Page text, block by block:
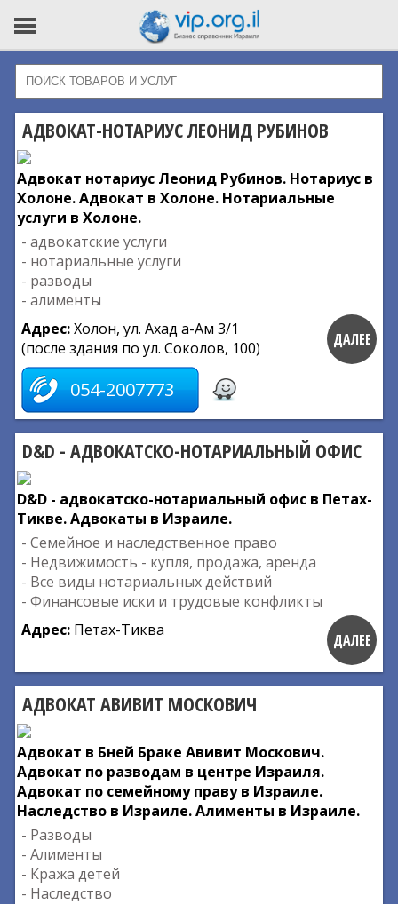
АДВОКАТ-НОТАРИУС ЛЕОНИД РУБИНОВ
Адвокат нотариус Леонид Рубинов. Нотариус в
Холоне. Адвокат в Холоне. Нотариальные
услуги в Холоне.
- адвокатские услуги
- нотариальные услуги
- разводы
- алименты
Адрес:Холон, ул. Ахад а-Ам 3/1
(после здания по ул. Соколов, 100)
054-2007773
ДАЛЕЕ
D&D - АДВОКАТСКО-НОТАРИАЛЬНЫЙ ОФИС
D&D - адвокатско-нотариальный офис в Петах-
Тикве. Адвокаты в Израиле.
- Семейное и наследственное право
- Недвижимость - купля, продажа, аренда
- Все виды нотариальных действий
- Финансовые иски и трудовые конфликты
Адрес: Петах-Тиква
ДАЛЕЕ
АДВОКАТ АВИВИТ МОСКОВИЧ
Адвокат в Бней Браке Авивит Москович.
Адвокат по разводам в центре Израиля.
Адвокат по семейному праву в Израиле.
Наследство в Израиле. Алименты в Израиле.
- Разводы
- Алименты
- Кража детей
- Наследство